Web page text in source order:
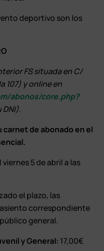
deportivo son los
FS situada en C/
107) y online en
abonos/core.php?
de abonado en el
viernes 5 de abril a las
el plazo, las
correspondiente
general.
y General: 17,00€